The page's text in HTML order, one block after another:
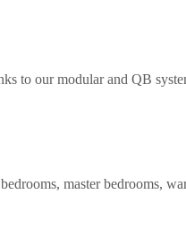
to our modular and QB
master bedrooms,